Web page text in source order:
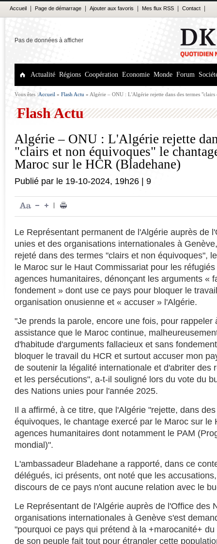
Accueil Page de démarrage Ajouter aux favoris Mes flux RSS Contact
Pas de données à afficher
Actualité Régions Coopération Economie Monde Forum
Vous êtes :Accueil » Flash Actu » Algérie – ONU : L'Algérie rejette dans des termes
Flash Actu
Algérie – ONU : L'Algérie rejette
"clairs et non équivoques" le
Maroc sur le HCR (Bladehane)
Publié par le 19-10-2024, 19h26 9
Le Représentant permanent de l'Algérie auprès de
unies et des organisations internationales à
rejeté dans des termes "clairs et non équivoques",
le Maroc sur le Haut Commissariat pour les
agences humanitaires, dénonçant les arguments «
fondement » dont use ce pays pour bloquer le
organisation onusienne et « accuser » l'Algérie.
"Je prends la parole, encore une fois, pour rappeler
assistance que le Maroc continue,
d'habitude d'arguments fallacieux et sans
bloquer le travail du HCR et surtout accuser mon
de soutenir la légalité internationale et d'abriter des
et les persécutions", a-t-il souligné lors du vote du
des Nations unies pour l'année 2025.
Il a affirmé, à ce titre, que l'Algérie "rejette, dans
équivoques, le chantage exercé par le Maroc sur le
agences humanitaires dont notamment le PAM
mondial)".
L'ambassadeur Bladehane a rapporté, dans ce
délégués, ici présents, ont noté que les
discours de ce pays n'ont aucune relation avec le
Le Représentant de l'Algérie auprès de l'Office des
organisations internationales à Genève s'est
"pourquoi ce pays qui prétend à la +marocanité+
de son peuple fait tout pour étrangler cette